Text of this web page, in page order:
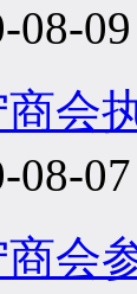
08-09
会
08-07
会